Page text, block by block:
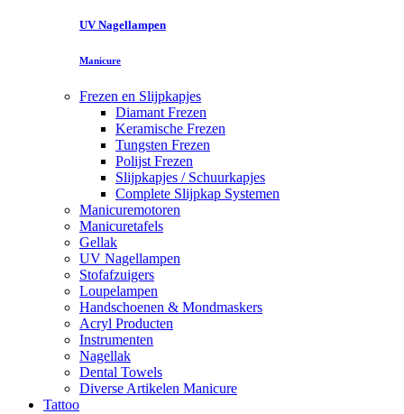
UV Nagellampen
Manicure
Frezen en Slijpkapjes
Diamant Frezen
Keramische Frezen
Tungsten Frezen
Polijst Frezen
Slijpkapjes / Schuurkapjes
Complete Slijpkap Systemen
Manicuremotoren
Manicuretafels
Gellak
UV Nagellampen
Stofafzuigers
Loupelampen
Handschoenen & Mondmaskers
Acryl Producten
Instrumenten
Nagellak
Dental Towels
Diverse Artikelen Manicure
Tattoo